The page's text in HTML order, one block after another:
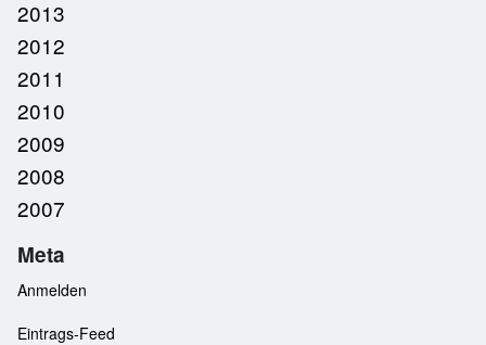
2013
2012
2011
2010
2009
2008
2007
Meta
Anmelden
Eintrags-Feed